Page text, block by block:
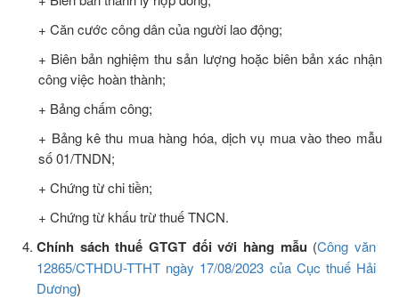
+ Căn cước công dân của người lao động;
+ Biên bản nghiệm thu sản lượng hoặc biên bản xác nhận
công việc hoàn thành;
+ Bảng chấm công;
+ Bảng kê thu mua hàng hóa, dịch vụ mua vào theo mẫu
số 01/TNDN;
+ Chứng từ chi tiền;
+ Chứng từ khấu trừ thuế TNCN.
Chính sách thuế GTGT đối với hàng mẫu (Công văn
12865/CTHDU-TTHT ngày 17/08/2023 của Cục thuế Hải
Dương)